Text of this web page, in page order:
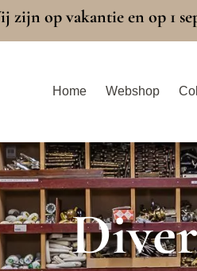
zijn op vakantie en op 1
Home Webshop